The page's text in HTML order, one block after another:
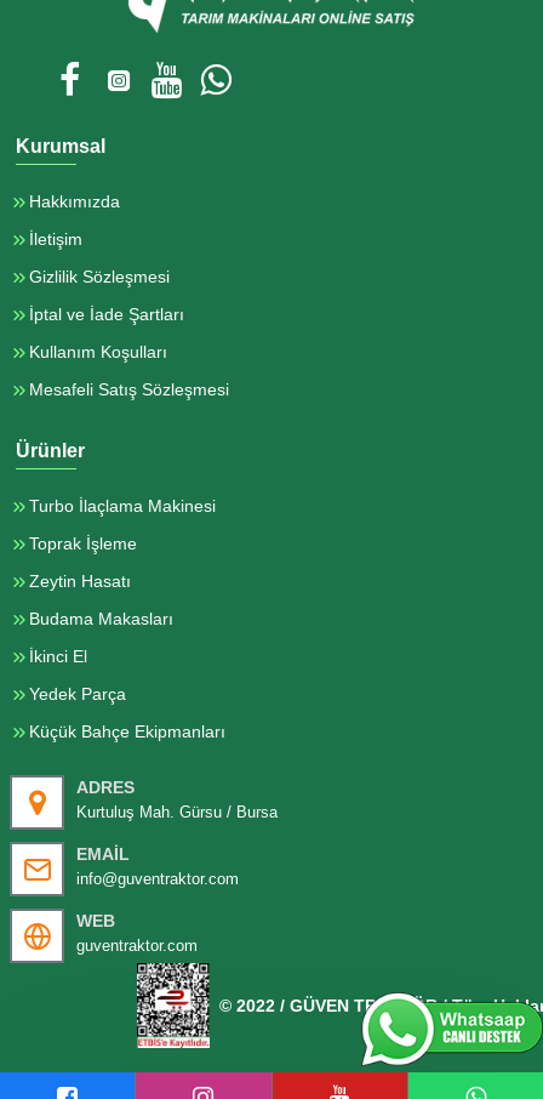
Kurumsal
Hakkımızda
İletişim
Gizlilik Sözleşmesi
İptal ve İade Şartları
Kullanım Koşulları
Mesafeli Satış Sözleşmesi
Ürünler
Turbo İlaçlama Makinesi
Toprak İşleme
Zeytin Hasatı
Budama Makasları
İkinci El
Yedek Parça
Küçük Bahçe Ekipmanları
ADRES
Kurtuluş Mah. Gürsu / Bursa
EMAIL
info@guventraktor.com
WEB
guventraktor.com
© 2022 / GÜVEN TRAKTÖR / Tüm